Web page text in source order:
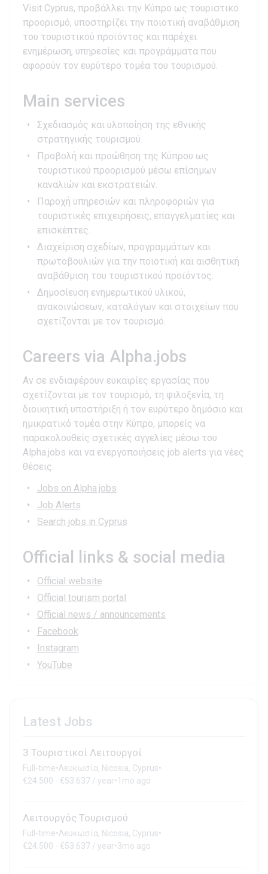
Visit Cyprus, προβάλλει την Κύπρο ως τουριστικό
προορισμό, υποστηρίζει την ποιοτική αναβάθμιση
του τουριστικού προϊόντος και παρέχει
ενημέρωση, υπηρεσίες και προγράμματα που
αφορούν τον ευρύτερο τομέα του τουρισμού.
Main services
Σχεδιασμός και υλοποίηση της εθνικής
στρατηγικής τουρισμού.
Προβολή και προώθηση της Κύπρου ως
τουριστικού προορισμού μέσω επίσημων
καναλιών και εκστρατειών.
Παροχή υπηρεσιών και πληροφοριών για
τουριστικές επιχειρήσεις, επαγγελματίες και
επισκέπτες.
Διαχείριση σχεδίων, προγραμμάτων και
πρωτοβουλιών για την ποιοτική και αισθητική
αναβάθμιση του τουριστικού προϊόντος.
Δημοσίευση ενημερωτικού υλικού,
ανακοινώσεων, καταλόγων και στοιχείων που
σχετίζονται με τον τουρισμό.
Careers via Alpha.jobs
Αν σε ενδιαφέρουν ευκαιρίες εργασίας που
σχετίζονται με τον τουρισμό, τη φιλοξενία, τη
διοικητική υποστήριξη ή τον ευρύτερο δημόσιο και
ημικρατικό τομέα στην Κύπρο, μπορείς να
παρακολουθείς σχετικές αγγελίες μέσω του
Alpha.jobs και να ενεργοποιήσεις job alerts για νέες
θέσεις.
Jobs on Alpha.jobs
Job Alerts
Search jobs in Cyprus
Official links & social media
Official website
Official tourism portal
Official news / announcements
Facebook
Instagram
YouTube
Latest Jobs
3 Τουριστικοί Λειτουργοί
Full-time•Λευκωσία, Nicosia, Cyprus•
€24.500 - €53.637 / year•1mo ago
Λειτουργός Τουρισμού
Full-time•Λευκωσία, Nicosia, Cyprus•
€24.500 - €53.637 / year•3mo ago